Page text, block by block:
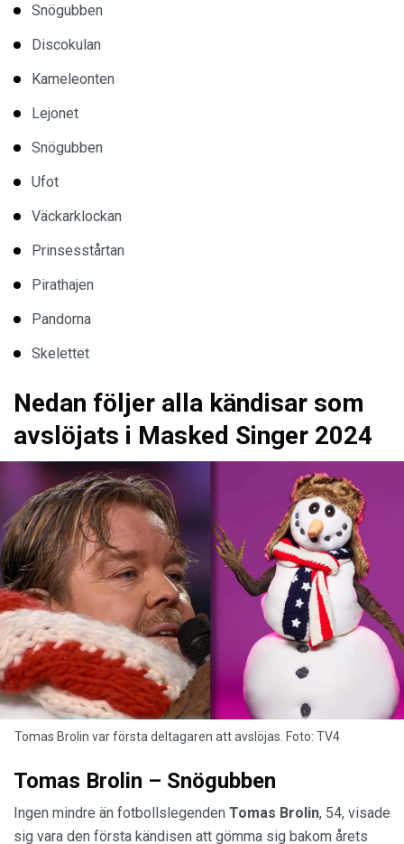
Snögubben
Discokulan
Kameleonten
Lejonet
Snögubben
Ufot
Väckarklockan
Prinsesstårtan
Pirathajen
Pandorna
Skelettet
Nedan följer alla kändisar som
avslöjats i Masked Singer 2024
Tomas Brolin var första deltagaren att avslöjas. Foto: TV4
Tomas Brolin – Snögubben
Ingen mindre än fotbollslegenden Tomas Brolin, 54, visade
sig vara den första kändisen att gömma sig bakom årets